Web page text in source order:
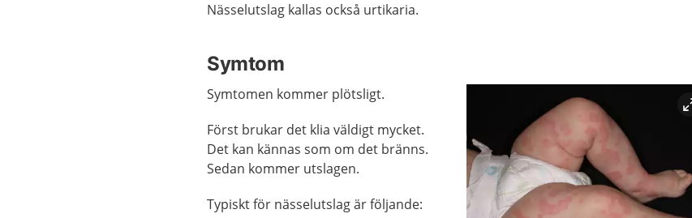
Nässelutslag kallas också urtikaria.
Symtom
Symtomen kommer plötsligt.
Först brukar det klia väldigt mycket.
Det kan kännas som om det bränns.
Sedan kommer utslagen.
Typiskt för nässelutslag är följande: